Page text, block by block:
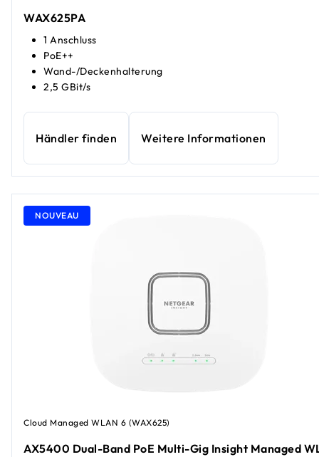
WAX625PA
1 Anschluss
PoE++
Wand-/Deckenhalterung
2,5 GBit/s
Händler finden Weitere Informationen
NOUVEAU
Cloud Managed WLAN 6 (WAX625)
AX5400 Dual-Band PoE Multi-Gig Insight Managed